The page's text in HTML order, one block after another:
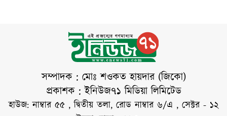
ভ্রমণকারীরা জানান,
প্রবেশদ্বারের কাছাকাছি
গাড়ি পার্কিং করার
ব্যবস্থা থাকলেও কোন
প্রকার পূর্ব ঘোষণা
সম্পাদক : মোঃ শওকত হায়দার (জিকো)
প্রকাশক : ইনিউজ৭১ মিডিয়া লিমিটেড
হাউজ: নাম্বার ৫৫ , দ্বিতীয় তলা, রোড নাম্বার ৬/এ , সেক্টর - ১২